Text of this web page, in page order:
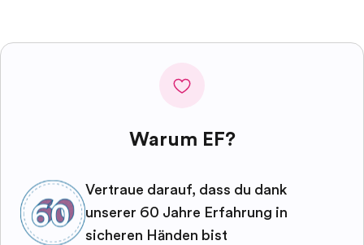
Warum EF?
Vertraue darauf, dass du dank
unserer 60 Jahre Erfahrung in
sicheren Händen bist